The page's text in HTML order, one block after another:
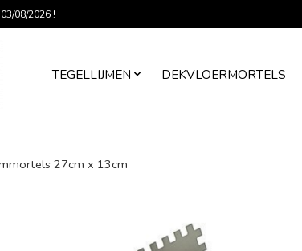
08/2026 !
TEGELLIJMEN DEKVLOERMORTELS
27cm x 13cm